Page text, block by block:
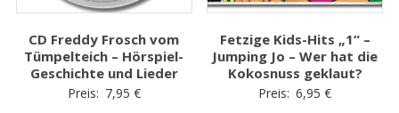
CD Freddy Frosch vom
Tümpelteich – Hörspiel-
Geschichte und Lieder
Preis: 7,95 €
Fetzige Kids-Hits „1“ –
Jumping Jo – Wer hat die
Kokosnuss geklaut?
Preis: 6,95€